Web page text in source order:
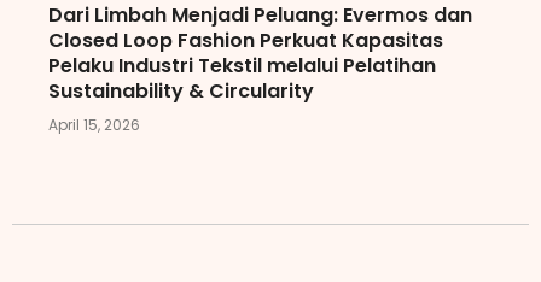
Dari Limbah Menjadi Peluang: Evermos dan
Closed Loop Fashion Perkuat Kapasitas
Pelaku Industri Tekstil melalui Pelatihan
Sustainability & Circularity
April 15, 2026